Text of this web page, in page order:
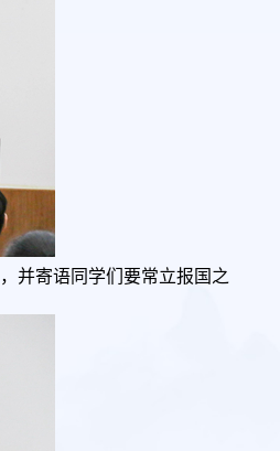
并寄语同学们要常立报国之